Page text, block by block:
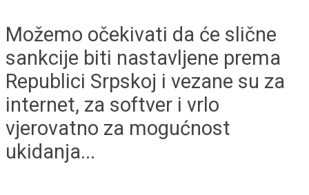
Možemo očekivati da će slične
sankcije biti nastavljene prema
Republici Srpskoj i vezane su za
internet, za softver i vrlo
vjerovatno za mogućnost
ukidanja...